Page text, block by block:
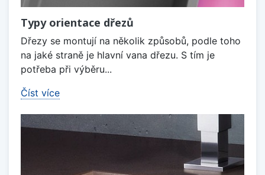
Typy orientace dřezů
Dřezy se montují na několik způsobů, podle toho
na jaké straně je hlavní vana dřezu. S tím je
potřeba při výběru...
Číst více